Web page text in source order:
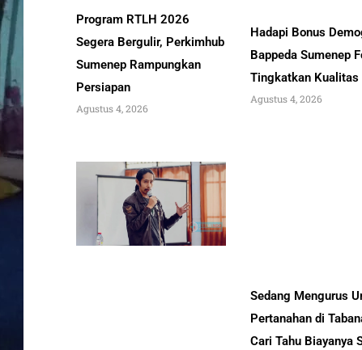
Program RTLH 2026
Segera Bergulir, Perkimhub
Sumenep Rampungkan
Persiapan
Agustus 4, 2026
Hadapi Bonus
Bappeda Sumenep
Tingkatkan Kualitas
Agustus 4, 2026
Sedang Mengurus
Pertanahan di
Cari Tahu Biayanya